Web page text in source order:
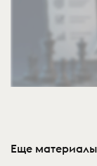
Еще материалы